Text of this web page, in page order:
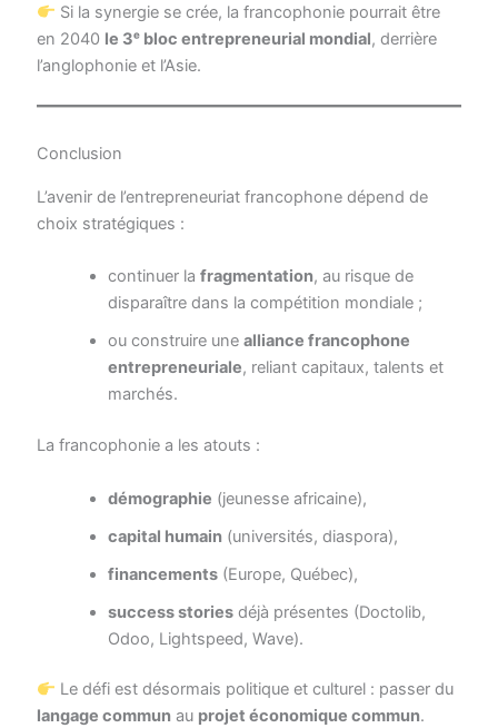
Si la synergie se crée, la francophonie pourrait être
en 2040 le 3ᵉ bloc entrepreneurial mondial, derrière
l’anglophonie et l’Asie.
Conclusion
L’avenir de l’entrepreneuriat francophone dépend de
choix stratégiques :
continuer la fragmentation, au risque de
disparaître dans la compétition mondiale ;
ou construire une alliance francophone
entrepreneuriale, reliant capitaux, talents et
marchés.
La francophonie a les atouts :
démographie (jeunesse africaine),
capital humain(universités, diaspora),
financements(Europe, Québec),
success storiesdéjà présentes (Doctolib,
Odoo, Lightspeed, Wave).
Le défi est désormais politique et culturel : passer du
langage commun au projet économique commun.